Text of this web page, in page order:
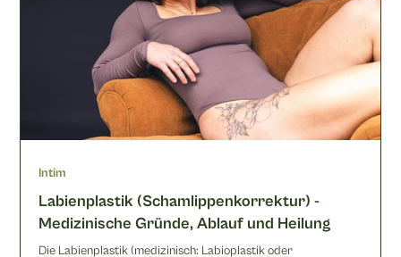
Intim
Labienplastik (Schamlippenkorrektur) -
Medizinische Gründe, Ablauf und Heilung
Die Labienplastik (medizinisch: Labioplastik oder